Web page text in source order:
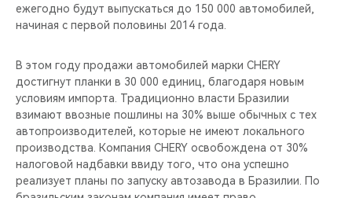
ежегодно будут выпускаться до 150 000 автомобилей,
начиная с первой половины 2014 года.
В этом году продажи автомобилей марки CHERY
достигнут планки в 30 000 единиц, благодаря новым
условиям импорта. Традиционно власти Бразилии
взимают ввозные пошлины на 30% выше обычных с тех
автопроизводителей, которые не имеют локального
производства. Компания CHERY освобождена от 30%
налоговой надбавки ввиду того, что она успешно
реализует планы по запуску автозавода в Бразилии. По